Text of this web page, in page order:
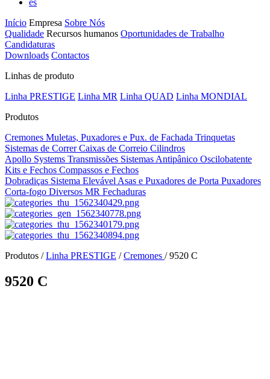
es
Início Empresa Sobre Nós
Qualidade Recursos humanos Oportunidades de Trabalho
Candidaturas
Downloads Contactos
Linhas de produto
Linha PRESTIGE Linha MR Linha QUAD Linha MONDIAL
Produtos
Cremones Muletas, Puxadores e Pux. de Fachada Trinquetas
Sistemas de CorrerCaixas de Correio Cilindros
Apollo Systems Transmissões Sistemas Antipânico Oscilobatente
Kits e Fechos Compassos e Fechos
Dobradiças Sistema Elevável Asas e Puxadores de Porta Puxadores
Corta-fogo Diversos MR Fechaduras
Produtos /Linha PRESTIGE /Cremones /9520 C
9520 C